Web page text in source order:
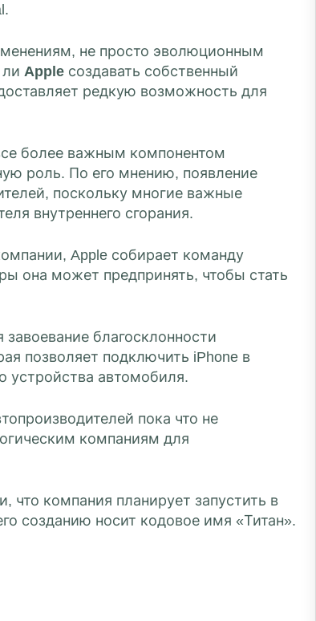
не просто эволюционным
Apple создавать собственный
редкую возможность для
более важным компонентом
роль. По его мнению, появление
поскольку многие важные
внутреннего сгорания.
Apple собирает команду
она может предпринять, чтобы стать
благосклонности
позволяет подключить iPhone в
устройства автомобиля.
пока что не
компаниям для
что компания планирует запустить в
созданию носит кодовое имя «Титан».